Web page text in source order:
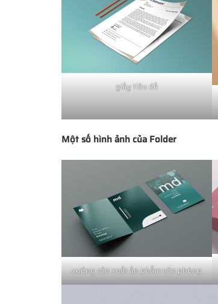
giấy tiêu đề
Một số hình ảnh của Folder
xưởng sản xuất ấn phẩm văn phòng